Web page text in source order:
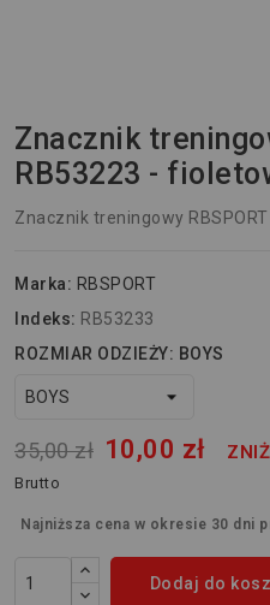
Znacznik
RB53223 -
Znacznik treningowy
Marka: RBSPORT
Indeks: RB53233
ROZMIAR ODZIEŻY: BOYS
35,00 zł 10,00 zł
Brutto
Najniższa cena w okresie 30 dni
Dodaj do